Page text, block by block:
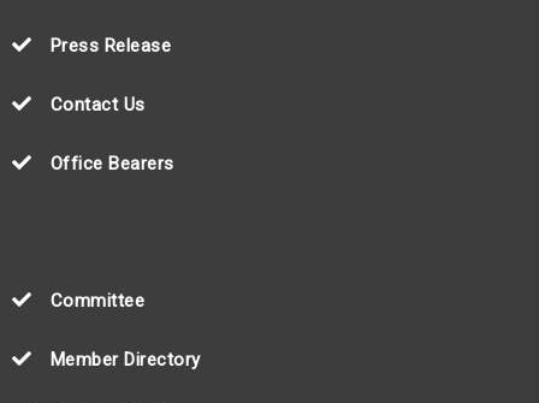
Press Release
Contact Us
Office Bearers
Committee
Member Directory